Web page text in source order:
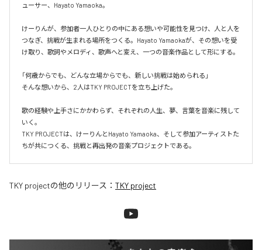
ューサー、Hayato Yamaoka。
けーりんが、参加者一人ひとりの中にある想いや可能性を見つけ、人と人を
つなぎ、挑戦が生まれる場所をつくる。Hayato Yamaokaが、その想いを受
け取り、歌詞やメロディ、歌声へと変え、一つの音楽作品として形にする。
「何歳からでも、どんな立場からでも、新しい挑戦は始められる」
そんな想いから、2人はTKY PROJECTを立ち上げた。
歌の経験や上手さにかかわらず、それぞれの人生、夢、言葉を音楽に残して
いく。
TKY PROJECTは、けーりんとHayato Yamaoka、そして参加アーティストた
ちが共につくる、挑戦と再出発の音楽プロジェクトである。
TKY projectの他のリリース： TKY project